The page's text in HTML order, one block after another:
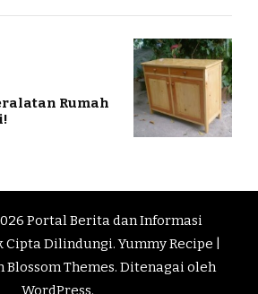
Rumah
Portal Berita dan Informasi
Cipta Dilindungi.Yummy Recipe |
Blossom Themes. Ditenagai oleh
WordPress.